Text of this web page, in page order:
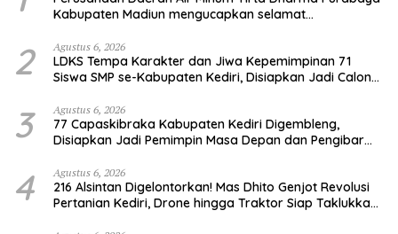
Kabupaten Madiun mengucapkan selamat
2 Agustus 6, 2026
LDKS Tempa Karakter dan Jiwa Kepemimpinan 71
Siswa SMP se-Kabupaten Kediri, Disiapkan Jadi Calon
3 Agustus 6, 2026
77 Capaskibraka Kabupaten Kediri Digembleng,
Disiapkan Jadi Pemimpin Masa Depan dan Pengibar
4 Agustus 6, 2026
216 Alsintan Digelontorkan! Mas Dhito Genjot Revolusi
Pertanian Kediri, Drone hingga Traktor Siap Taklukkan